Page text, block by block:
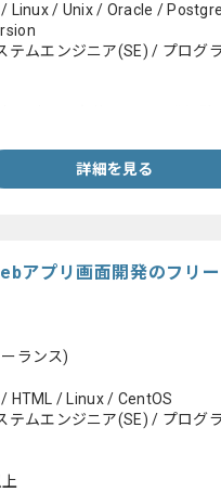
Linux / Unix / Oracle /
テムエンジニア(SE) / プログ
詳細を見る
アプリ画面開発のフリ
ランス)
HTML / Linux / CentOS
テムエンジニア(SE) / プログ